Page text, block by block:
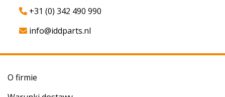
+31 (0) 342 490 990
info@iddparts.nl
O firmie